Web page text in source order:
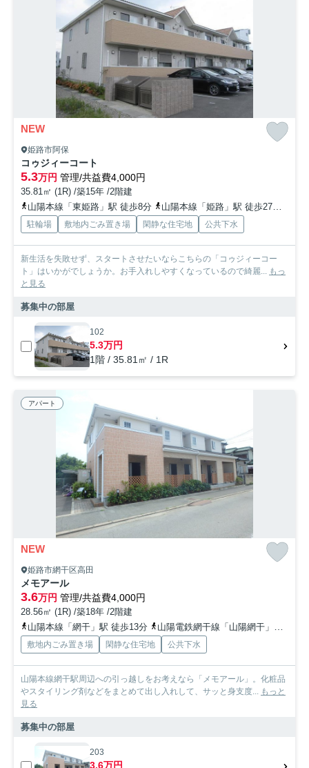
NEW
姫路市阿保
コゥジィーコート
5.3万円 管理/共益費4,000円
35.81㎡ (1R) /築15年 /2階建
山陽本線「東姫路」駅 徒歩8分
山陽本線「姫路」駅 徒歩27分
駐輪場 敷地内ごみ置き場 閑静な住宅地 公共下水
新生活を失敗せず、スタートさせたいならこちらの「コゥジィーコー
ト」はいかがでしょうか。お手入れしやすくなっているので綺麗... もっ
と見る
募集中の部屋
102
5.3万円
1階 / 35.81㎡ / 1R
アパート
NEW
姫路市網干区高田
メモアール
3.6万円 管理/共益費4,000円
28.56㎡ (1R) /築18年 /2階建
山陽本線「網干」駅 徒歩13分
山陽電鉄網干線「山陽網干」駅 徒歩40分
敷地内ごみ置き場 閑静な住宅地 公共下水
山陽本線網干駅周辺への引っ越しをお考えなら「メモアール」。化粧品
やスタイリング剤などをまとめて出し入れして、サッと身支度... もっと
見る
募集中の部屋
203
3.6万円